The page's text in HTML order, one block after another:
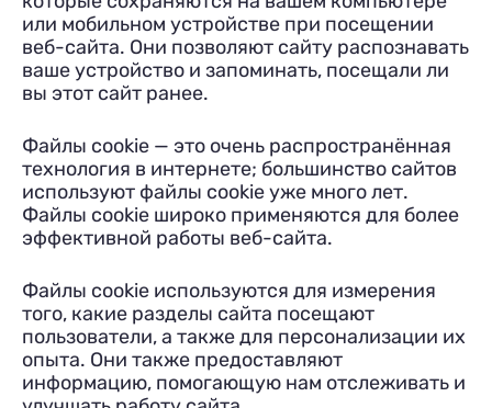
или мобильном устройстве при посещении
веб-сайта. Они позволяют сайту распознавать
ваше устройство и запоминать, посещали ли
вы этот сайт ранее.
Файлы cookie — это очень распространённая
технология в интернете; большинство сайтов
используют файлы cookie уже много лет.
Файлы cookie широко применяются для более
эффективной работы веб-сайта.
Файлы cookie используются для измерения
того, какие разделы сайта посещают
пользователи, а также для персонализации их
опыта. Они также предоставляют
информацию, помогающую нам отслеживать и